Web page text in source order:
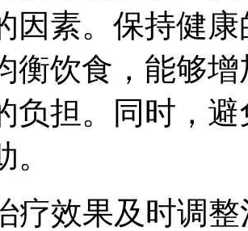
因素。保持健
衡饮食，能够
负担。同时，
疗效果及时调